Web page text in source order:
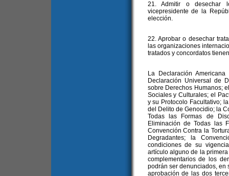
21. Admitir o desechar
vicepresidente de la
elección.
22. Aprobar o desechar
las organizaciones
tratados y concordatos
La Declaración
Declaración Universal de
sobre Derechos Humanos;
Sociales y Culturales; el
y su Protocolo Facultativo;
del Delito de Genocidio; la
Todas las Formas de
Eliminación de Todas las
Convención Contra la
Degradantes; la
condiciones de su
artículo alguno de la
complementarios de los
podrán ser denunciados, en
aprobación de las dos